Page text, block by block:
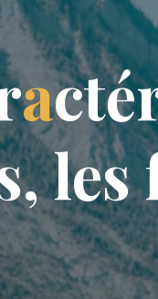
acté
,les